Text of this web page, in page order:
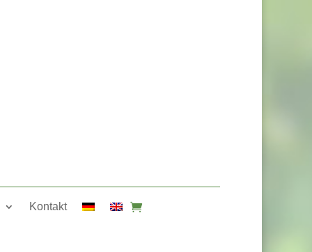
Kontakt